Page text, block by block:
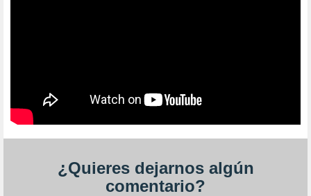
¿Quieres dejarnos algún
comentario?